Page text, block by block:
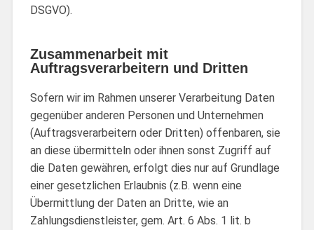
DSGVO).
Zusammenarbeit mit
Auftragsverarbeitern und Dritten
Sofern wir im Rahmen unserer Verarbeitung Daten
gegenüber anderen Personen und Unternehmen
(Auftragsverarbeitern oder Dritten) offenbaren, sie
an diese übermitteln oder ihnen sonst Zugriff auf
die Daten gewähren, erfolgt dies nur auf Grundlage
einer gesetzlichen Erlaubnis (z.B. wenn eine
Übermittlung der Daten an Dritte, wie an
Zahlungsdienstleister, gem. Art. 6 Abs. 1 lit. b